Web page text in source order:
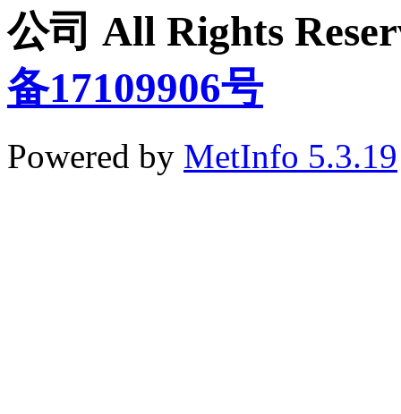
公司 All Rights
备17109906号
Powered by MetInfo 5.3.19